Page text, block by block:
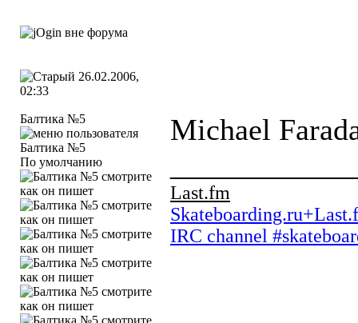
26.02.2006,
02:33
Балтика №5
По умолчанию
Michael
Last.fm
IRC channel